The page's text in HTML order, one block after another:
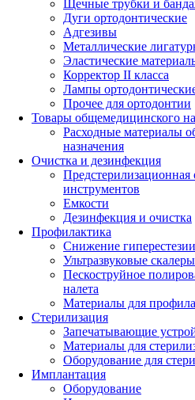
Щечные трубки и
Дуги ортодонтические
Адгезивы
Металлические
Эластические
Корректор II класса
Лампы
Прочее для ортодонтии
Товары общемедицинского
Расходные материалы
назначения
Очистка и дезинфекция
Предстерилизационная
инструментов
Емкости
Дезинфекция и очистка
Профилактика
Снижение гиперестезии
Ультразвуковые скалеры
Пескоструйное
налета
Материалы для
Стерилизация
Запечатывающие
Материалы для
Оборудование для
Имплантация
Оборудование